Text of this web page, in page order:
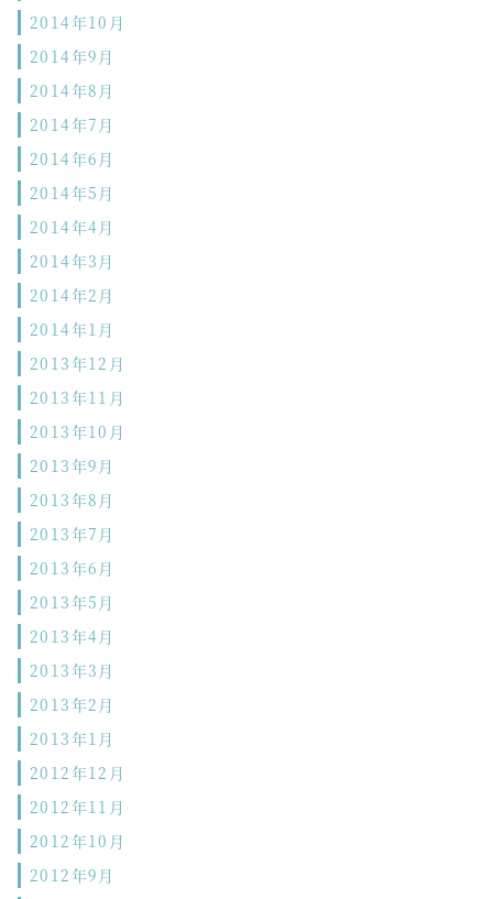
2014年10月
2014年9月
2014年8月
2014年7月
2014年6月
2014年5月
2014年4月
2014年3月
2014年2月
2014年1月
2013年12月
2013年11月
2013年10月
2013年9月
2013年8月
2013年7月
2013年6月
2013年5月
2013年4月
2013年3月
2013年2月
2013年1月
2012年12月
2012年11月
2012年10月
2012年9月